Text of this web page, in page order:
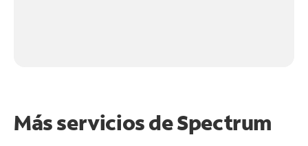
Más servicios de Spectrum